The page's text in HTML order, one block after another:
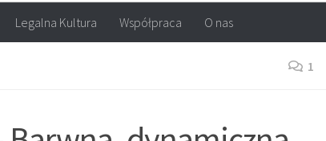
Legalna Kultura Współpraca O nas
1